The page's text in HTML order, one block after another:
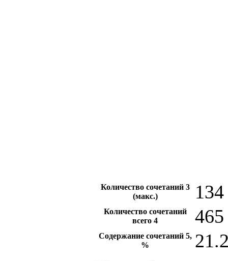
Количество сочетаний 3
(макс.)
Количество сочетаний
всего 4 465
Содержание сочетаний 5,
%